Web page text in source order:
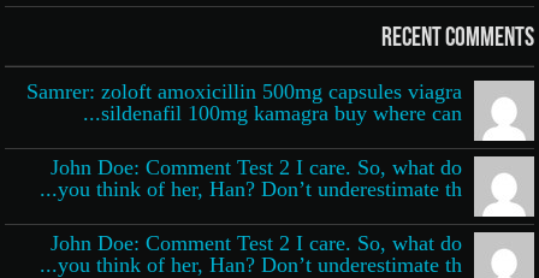
Recent Comments
Samrer: zoloft amoxicillin 500mg capsules viagra
sildenafil 100mg kamagra buy where can...
John Doe: Comment Test 2 I care. So, what do
you think of her, Han? Don’t underestimate th...
John Doe: Comment Test 2 I care. So, what do
you think of her, Han? Don’t underestimate th...